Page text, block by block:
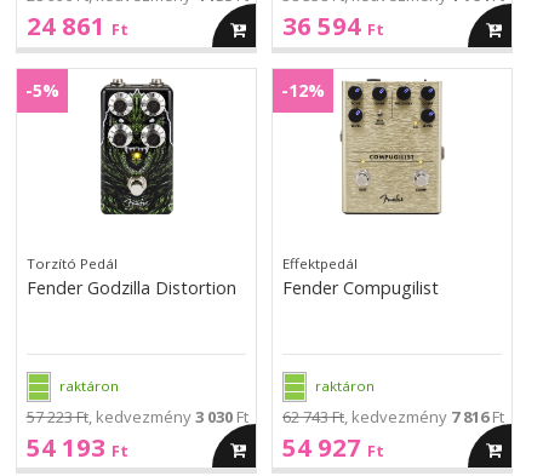
24 861 Ft kosárba36 594 Ft kosárba
Fender
Godzilla
Distortion
Torzító Pedál
Fender Godzilla Distortion
raktáron
57 223 Ft, kedvezmény3 030Ft
54 193 Ft
-5%
kosárba
Fender
Compugilist
Compugilist
Effektpedál
Fender Compugilist
raktáron
62 743 Ft, kedvezmény 7 816Ft
54 927 Ft
-12%
kosárba